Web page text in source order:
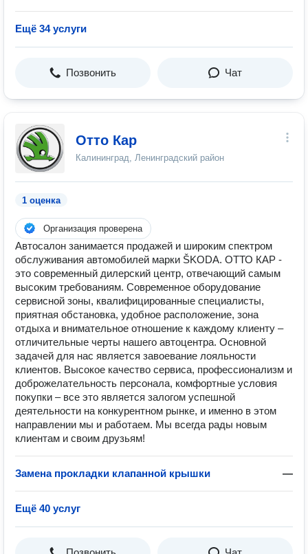
Ещё 34 услуги
Позвонить Чат
Отто Кар
Калининград, Ленинградский район
1 оценка
Организация проверена
Автосалон занимается продажей и широким спектром
обслуживания автомобилей марки ŠKODA. ОТТО КАР -
это современный дилерский центр, отвечающий самым
высоким требованиям. Современное оборудование
сервисной зоны, квалифицированные специалисты,
приятная обстановка, удобное расположение, зона
отдыха и внимательное отношение к каждому клиенту –
отличительные черты нашего автоцентра. Основной
задачей для нас является завоевание лояльности
клиентов. Высокое качество сервиса, профессионализм и
доброжелательность персонала, комфортные условия
покупки – все это является залогом успешной
деятельности на конкурентном рынке, и именно в этом
направлении мы и работаем. Мы всегда рады новым
клиентам и своим друзьям!
Замена прокладки клапанной крышки —
Ещё 40 услуг